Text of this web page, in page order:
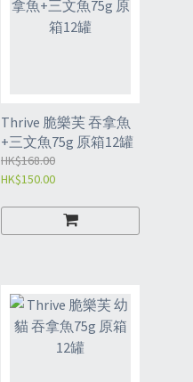
Thrive 脆樂芙 吞拿魚
+三文魚75g 原箱12罐
HK$168.00
HK$150.00